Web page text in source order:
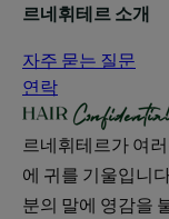
르네휘테르 소개
자주 묻는 질문
연락
르네휘테르가 여
에 귀를 기울입니
분의 말에 영감을